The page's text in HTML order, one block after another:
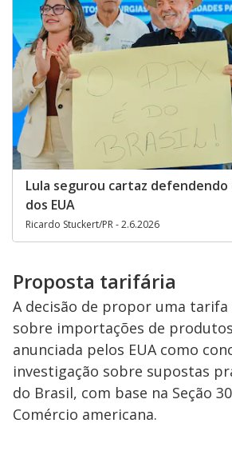
Lula segurou cartaz defendendo
dos EUA
Ricardo Stuckert/PR - 2.6.2026
Proposta tarifária
A decisão de propor uma tarifa
sobre importações de
anunciada pelos EUA como
investigação sobre supostas
do Brasil, com base na Seção
Comércio americana.